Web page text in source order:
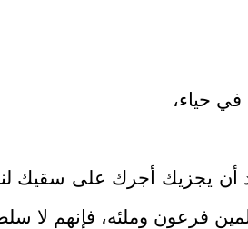
في حياء،
يجزيك أجرك على سقيك لنا،
فرعون وملئه، فإنهم لا